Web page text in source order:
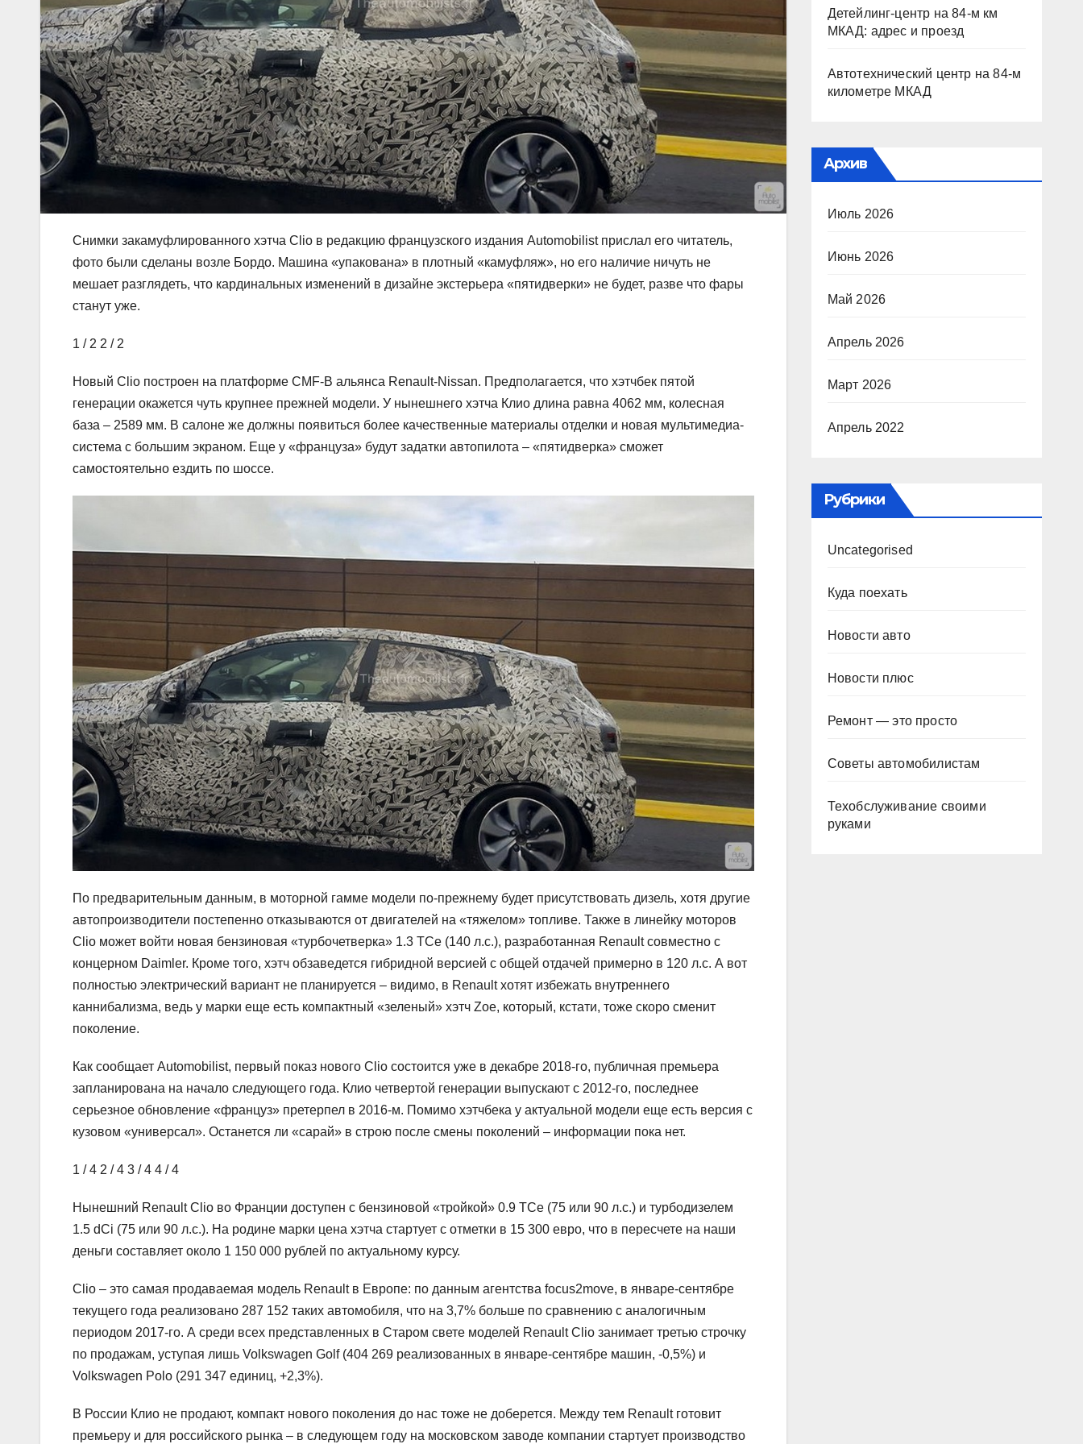
Снимки закамуфлированного хэтча Clio в редакцию французского издания Automobilist прислал его читатель,
фото были сделаны возле Бордо. Машина «упакована» в плотный «камуфляж», но его наличие ничуть не
мешает разглядеть, что кардинальных изменений в дизайне экстерьера «пятидверки» не будет, разве что фары
станут уже.
1 / 2 2 / 2
Новый Clio построен на платформе CMF-B альянса Renault-Nissan. Предполагается, что хэтчбек пятой
генерации окажется чуть крупнее прежней модели. У нынешнего хэтча Клио длина равна 4062 мм, колесная
база – 2589 мм. В салоне же должны появиться более качественные материалы отделки и новая мультимедиа-
система с большим экраном. Еще у «француза» будут задатки автопилота – «пятидверка» сможет
самостоятельно ездить по шоссе.
По предварительным данным, в моторной гамме модели по-прежнему будет присутствовать дизель, хотя другие
автопроизводители постепенно отказываются от двигателей на «тяжелом» топливе. Также в линейку моторов
Clio может войти новая бензиновая «турбочетверка» 1.3 TCe (140 л.с.), разработанная Renault совместно с
концерном Daimler. Кроме того, хэтч обзаведется гибридной версией с общей отдачей примерно в 120 л.с. А вот
полностью электрический вариант не планируется – видимо, в Renault хотят избежать внутреннего
каннибализма, ведь у марки еще есть компактный «зеленый» хэтч Zoe, который, кстати, тоже скоро сменит
поколение.
Как сообщает Automobilist, первый показ нового Clio состоится уже в декабре 2018-го, публичная премьера
запланирована на начало следующего года. Клио четвертой генерации выпускают с 2012-го, последнее
серьезное обновление «француз» претерпел в 2016-м. Помимо хэтчбека у актуальной модели еще есть версия с
кузовом «универсал». Останется ли «сарай» в строю после смены поколений – информации пока нет.
1 / 4 2 / 4 3 / 4 4 / 4
Нынешний Renault Clio во Франции доступен с бензиновой «тройкой» 0.9 TCe (75 или 90 л.с.) и турбодизелем
1.5 dCi (75 или 90 л.с.). На родине марки цена хэтча стартует с отметки в 15 300 евро, что в пересчете на наши
деньги составляет около 1 150 000 рублей по актуальному курсу.
Clio – это самая продаваемая модель Renault в Европе: по данным агентства focus2move, в январе-сентябре
текущего года реализовано 287 152 таких автомобиля, что на 3,7% больше по сравнению с аналогичным
периодом 2017-го. А среди всех представленных в Старом свете моделей Renault Clio занимает третью строчку
по продажам, уступая лишь Volkswagen Golf (404 269 реализованных в январе-сентябре машин, -0,5%) и
Volkswagen Polo (291 347 единиц, +2,3%).
В России Клио не продают, компакт нового поколения до нас тоже не доберется. Между тем Renault готовит
премьеру и для российского рынка – в следующем году на московском заводе компании стартует производство
Детейлинг-центр на 84-м км
МКАД: адрес и проезд
Автотехнический центр на 84-м
километре МКАД
Архив
Июль 2026
Июнь 2026
Май 2026
Апрель 2026
Март 2026
Апрель 2022
Рубрики
Uncategorised
Куда поехать
Новости авто
Новости плюс
Ремонт — это просто
Советы автомобилистам
Техобслуживание своими
руками